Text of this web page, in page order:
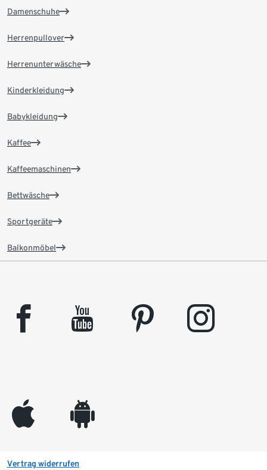
Damenschuhe
Herrenpullover
Herrenunterwäsche
Kinderkleidung
Babykleidung
Kaffee
Kaffeemaschinen
Bettwäsche
Sportgeräte
Balkonmöbel
facebook youtube pinterest instagram
appleinc android
Vertrag widerrufen